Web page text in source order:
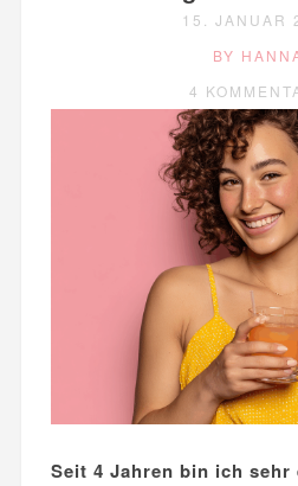
15. JANUAR
BY
4
Seit 4 Jahren bin ich